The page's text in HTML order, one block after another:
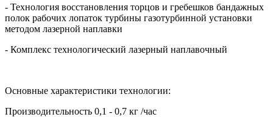
- Технология восстановления торцов и гребешков бандажных
полок рабочих лопаток турбины газотурбинной установки
методом лазерной наплавки
- Комплекс технологический лазерный наплавочный
Основные характеристики технологии:
Производительность 0,1 - 0,7 кг /час